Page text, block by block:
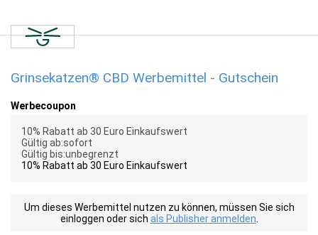
Grinsekatzen® CBD Werbemittel - Gutschein
Werbecoupon
10% Rabatt ab 30 Euro Einkaufswert
Gültig ab:sofort
Gültig bis:unbegrenzt
10% Rabatt ab 30 Euro Einkaufswert
Um dieses Werbemittel nutzen zu können, müssen Sie sich
einloggen oder sich als Publisher anmelden